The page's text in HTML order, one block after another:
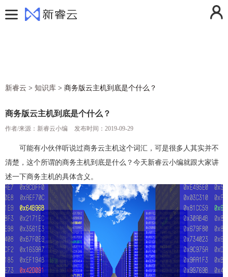
解决方案
产品
云计算
弹性云服务器ECS
镜像服务器
云服务器快照
GPU加速服务器
弹性伸缩
云存储
对象存储
云硬盘
云硬盘备份
云安全
防火墙
SSL证书
DDoS高防IP
云网络
虚拟私有云VPC
NAT网关
弹性公网IP
负载均衡
云运维
云监控
访问控制（敬请期待）
定价
帮助文档
新闻动态
关于我们
香港云服务器
美国云服务器
新睿云 > 知识库 > 商务版云主机到底是个什么？
商务版云主机到底是个什么？
作者/来源：新睿云小编 发布时间：2019-09-29
可能有小伙伴听说过商务云主机这个词汇，可是很多人其实并不
清楚，这个所谓的商务主机到底是什么？今天新睿云小编就跟大家讲
述一下商务主机的具体含义。